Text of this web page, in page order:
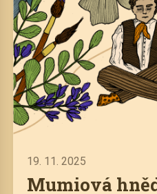
19. 11. 2025
Mumiová